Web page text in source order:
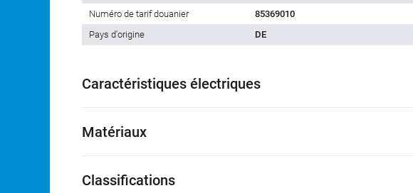
Numéro de tarif douanier
85369010
Pays d'origine
DE
Caractéristiques électriques
Matériaux
Classifications